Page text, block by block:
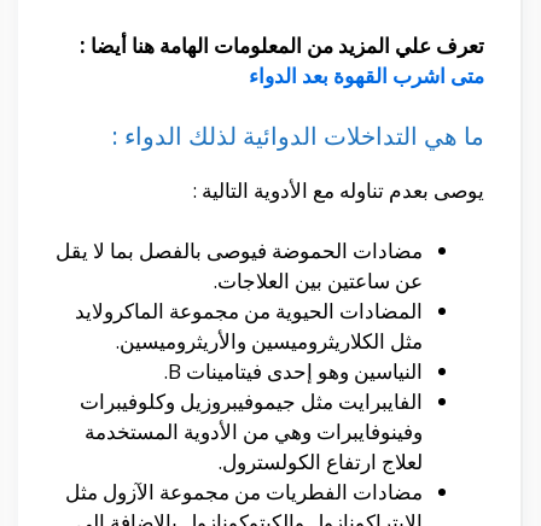
تعرف علي المزيد من المعلومات الهامة هنا أيضا :
متى اشرب القهوة بعد الدواء
ما هي التداخلات الدوائية لذلك الدواء :
يوصى بعدم تناوله مع الأدوية التالية :
مضادات الحموضة فيوصى بالفصل بما لا يقل
عن ساعتين بين العلاجات.
المضادات الحيوية من مجموعة الماكرولايد
مثل الكلاريثروميسين والأريثروميسين.
النياسين وهو إحدى فيتامينات B.
الفايبرايت مثل جيموفيبروزيل وكلوفيبرات
وفينوفايبرات وهي من الأدوية المستخدمة
لعلاج ارتفاع الكولسترول.
مضادات الفطريات من مجموعة الآزول مثل